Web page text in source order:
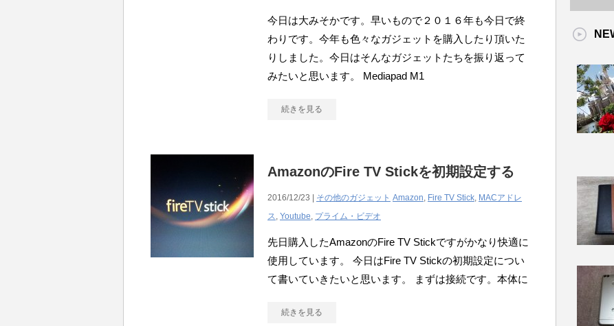
今日は大みそかです。早いもので２０１６年も今日で終
わりです。今年も色々なガジェットを購入したり頂いた
りしました。今日はそんなガジェットたちを振り返って
みたいと思います。 Mediapad M1
続きを見る
AmazonのFire TV Stickを初期設定する
2016/12/23 | その他のガジェット Amazon, Fire TV Stick, MACアドレ
ス, Youtube, プライム・ビデオ
先日購入したAmazonのFire TV Stickですがかなり快適に
使用しています。 今日はFire TV Stickの初期設定につい
て書いていきたいと思います。 まずは接続です。本体に
続きを見る